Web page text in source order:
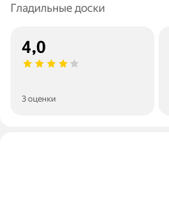
Гладильные доски
4,0
3 оценки